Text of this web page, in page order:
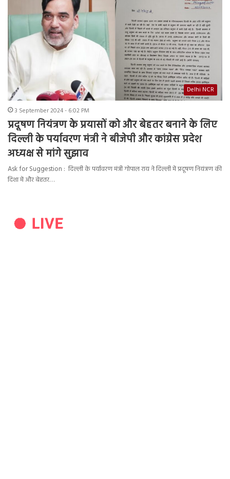
Delhi NCR
3 September 2024 - 6:02 PM
प्रदूषण नियंत्रण के प्रयासों को और बेहतर बनाने के लिए
दिल्ली के पर्यावरण मंत्री ने बीजेपी और कांग्रेस प्रदेश
अध्यक्ष से मांगे सुझाव
Ask for Suggestion : दिल्ली के पर्यावरण मंत्री गोपाल राय ने दिल्ली में प्रदूषण नियंत्रण की
दिशा में और बेहतर…